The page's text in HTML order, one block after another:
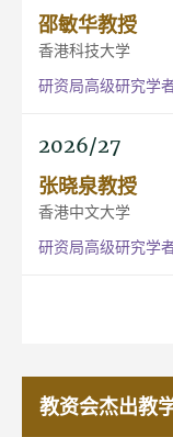
邵敏华教授
香港科技大学
研资局高级研究学
2026/27
张晓泉教授
香港中文大学
研资局高级研究学
教资会杰出教